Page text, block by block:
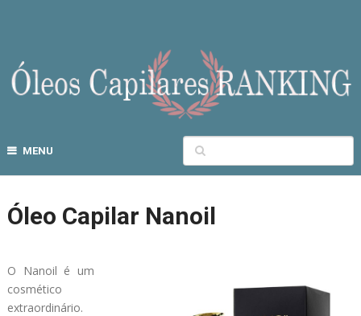
MENU
Óleo Capilar Nanoil
O Nanoil é um
cosmético
extraordinário.